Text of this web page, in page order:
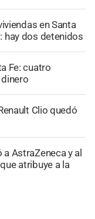
en Santa
hay dos detenidos
Fe: cuatro
Clio quedó
AstraZeneca y al
atribuye a la